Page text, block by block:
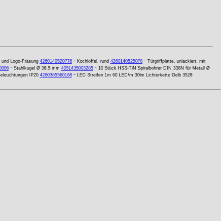
Logo-Fräsung 4260140520776- Kochlöffel, rund 4260140525078- Türgriffplatte, unlackiert, mit
- Stahlkugel Ø 36,5 mm 4051435003285- 10 Stück HSS-TiN Spiralbohrer DIN 338N für Metall Ø
IP20 4260365560168- LED Streifen 1m 60 LED/m 30lm Lichterkette Gelb 3528